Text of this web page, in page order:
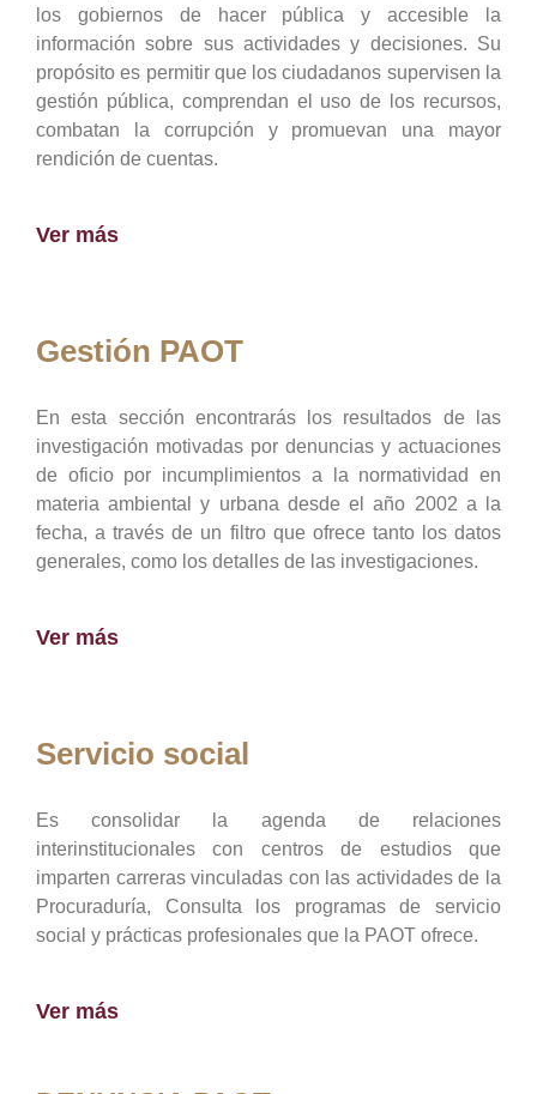
los gobiernos de hacer pública y accesible la
información sobre sus actividades y decisiones. Su
propósito es permitir que los ciudadanos supervisen la
gestión pública, comprendan el uso de los recursos,
combatan la corrupción y promuevan una mayor
rendición de cuentas.
Ver más
Gestión PAOT
En esta sección encontrarás los resultados de las
investigación motivadas por denuncias y actuaciones
de oficio por incumplimientos a la normatividad en
materia ambiental y urbana desde el año 2002 a la
fecha, a través de un filtro que ofrece tanto los datos
generales, como los detalles de las investigaciones.
Ver más
Servicio social
Es consolidar la agenda de relaciones
interinstitucionales con centros de estudios que
imparten carreras vinculadas con las actividades de la
Procuraduría, Consulta los programas de servicio
social y prácticas profesionales que la PAOT ofrece.
Ver más